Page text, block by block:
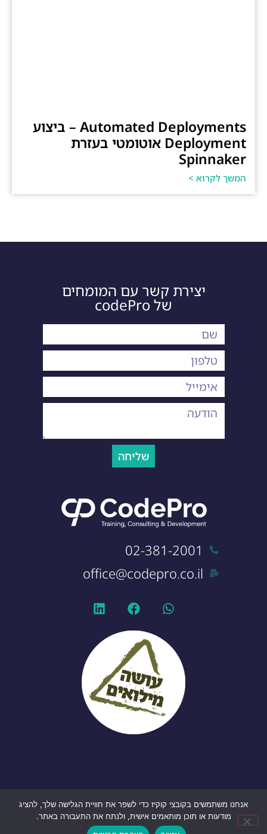
Automated Deployments – ביצוע
Deployment אוטומטי בעזרת
Spinnaker
המשך לקרוא >
יצירת קשר עם המומחים
של codePro
שליחה
02-381-2001
office@codepro.co.il
הצהרת פרטיות| הצהרת נגישות
אנחנו משתמשים בקובצי קוקיז כדי לשפר את חוויית הגלישה שלך, להציג
מודעות או תוכן מותאמים אישית, ולנתח את התעבורה באתר.